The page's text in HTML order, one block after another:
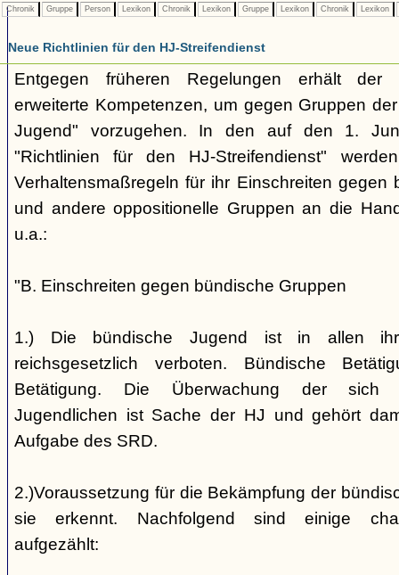
Chronik Gruppe Person Lexikon Chronik Lexikon Gruppe Lexikon Chronik Lexikon
Neue Richtlinien für den HJ-Streifendienst
Entgegen früheren Regelungen erhält der
erweiterte Kompetenzen, um gegen Gruppen
Jugend" vorzugehen. In den auf den 1.
"Richtlinien für den HJ-Streifendienst"
Verhaltensmaßregeln für ihr Einschreiten gegen
und andere oppositionelle Gruppen an die
u.a.:
"B. Einschreiten gegen bündische Gruppen
1.) Die bündische Jugend ist in allen
reichsgesetzlich verboten. Bündische
Betätigung. Die Überwachung der sich
Jugendlichen ist Sache der HJ und gehört
Aufgabe des SRD.
2.)Voraussetzung für die Bekämpfung der
sie erkennt. Nachfolgend sind einige
aufgezählt: